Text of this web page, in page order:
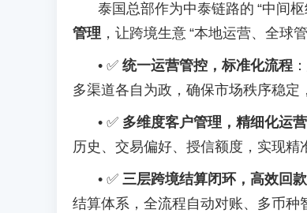
泰国总部作为中泰链路的 “中间
管理 ，让跨境生意 “本地运营、全球管
• ✅ 统一运营管控，标准化流程
多渠道各自为政，确保市场秩序稳定
• ✅ 多维度客户管理，精细化运营
历史、交易偏好、授信额度，实现精
• ✅ 三层跨境结算闭环，高效回
结算体系，全流程自动对账、多币种